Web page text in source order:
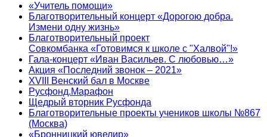
«Учитель помощи»
Благотворительный концерт «Дорогою добра.
Измени одну жизнь»
Благотворительный проект
Совкомбанка «Готовимся к школе с "Халвой"!»
Гала-концерт «Иван Васильев. С любовью…»
Акция «Последний звонок – 2021»
XVIII Венский бал в Москве
Русфонд.Марафон
Щедрый вторник Русфонда
Благотворительные проекты учеников школы №867
(Москва)
«Бронницкий ювелир»